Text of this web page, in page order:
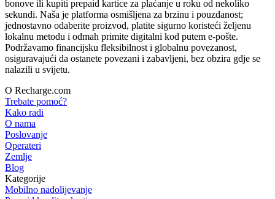
bonove ili kupiti prepaid kartice za plaćanje u roku od nekoliko
sekundi. Naša je platforma osmišljena za brzinu i pouzdanost;
jednostavno odaberite proizvod, platite sigurno koristeći željenu
lokalnu metodu i odmah primite digitalni kod putem e-pošte.
Podržavamo financijsku fleksibilnost i globalnu povezanost,
osiguravajući da ostanete povezani i zabavljeni, bez obzira gdje se
nalazili u svijetu.
O Recharge.com
Trebate pomoć?
Kako radi
O nama
Poslovanje
Operateri
Zemlje
Blog
Kategorije
Mobilno nadolijevanje